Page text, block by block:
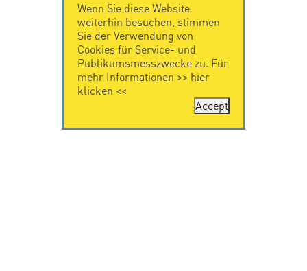
Wenn Sie diese Website
weiterhin besuchen, stimmen
Sie der Verwendung von
Cookies für Service- und
Publikumsmesszwecke zu. Für
mehr Informationen >> hier
klicken <<
Accept